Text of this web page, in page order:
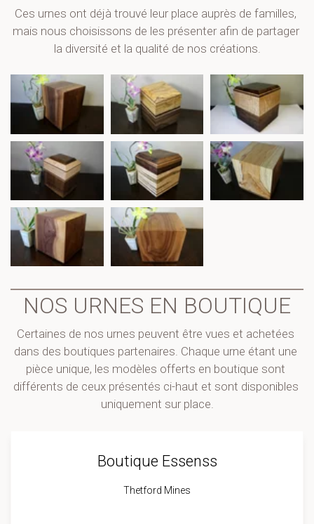
Ces urnes ont déjà trouvé leur place auprès de familles,
mais nous choisissons de les présenter afin de partager
la diversité et la qualité de nos créations.
NOS URNES EN BOUTIQUE
Certaines de nos urnes peuvent être vues et achetées
dans des boutiques partenaires. Chaque urne étant une
pièce unique, les modèles offerts en boutique sont
différents de ceux présentés ci-haut et sont disponibles
uniquement sur place.
Boutique Essenss
Thetford Mines